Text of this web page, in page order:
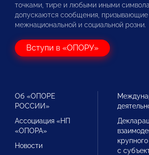
точками, тире и любыми иными
допускаются сообщения, призывающие
межнациональной и социальной розни.
Вступи в «ОПОРУ»
Об «ОПОРЕ
РОССИИ»
Ассоциация «НП
«ОПОРА»
Новости
с